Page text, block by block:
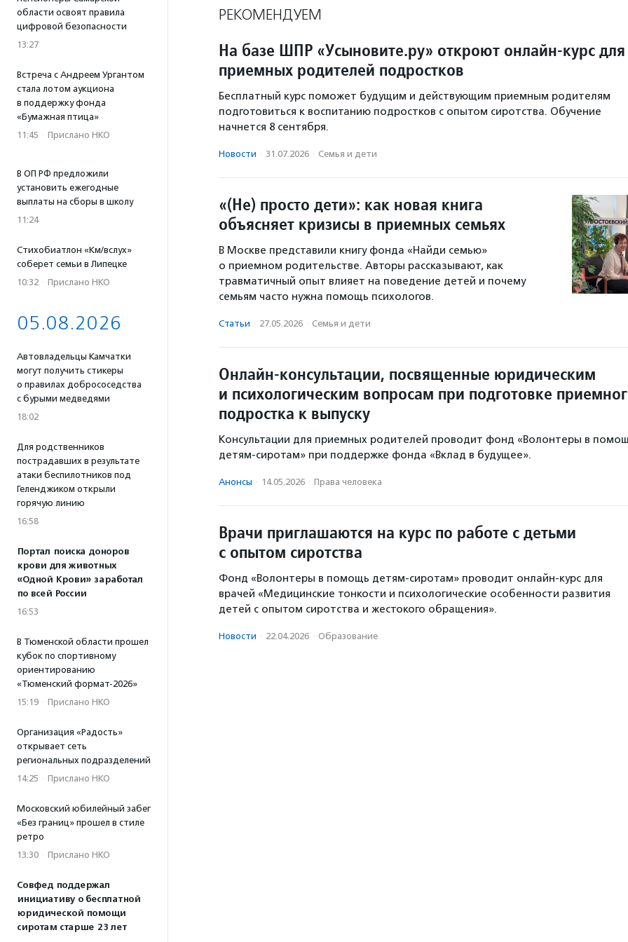
области освоят правила
цифровой безопасности
13:27
Встреча с Андреем Ургантом
стала лотом аукциона
в поддержку фонда
«Бумажная птица»
11:45 · Прислано НКО
В ОП РФ предложили
установить ежегодные
выплаты на сборы в школу
11:24
Стихобиатлон «Км/вслух»
соберет семьи в Липецке
10:32 · Прислано НКО
05.08.2026
Автовладельцы Камчатки
могут получить стикеры
о правилах добрососедства
с бурыми медведями
18:02
Для родственников
пострадавших в результате
атаки беспилотников под
Геленджиком открыли
горячую линию
16:58
Портал поиска доноров
крови для животных
«Одной Крови» заработал
по всей России
16:53
В Тюменской области прошел
кубок по спортивному
ориентированию
«Тюменский формат-2026»
15:19 · Прислано НКО
Организация «Радость»
открывает сеть
региональных подразделений
14:25 · Прислано НКО
Московский юбилейный забег
«Без границ» прошел в стиле
ретро
13:30 · Прислано НКО
Совфед поддержал
инициативу о бесплатной
юридической помощи
сиротам старше 23 лет
РЕКОМЕНДУЕМ
На базе ШПР «Усыновите.ру» откроют онлайн-курс для
приемных родителей подростков
Бесплатный курс поможет будущим и действующим приемным родителям
подготовиться к воспитанию подростков с опытом сиротства. Обучение
начнется 8 сентября.
Новости · 31.07.2026 · Семья и дети
«(Не) просто дети»: как новая книга
объясняет кризисы в приемных семьях
В Москве представили книгу фонда «Найди семью»
о приемном родительстве. Авторы рассказывают, как
травматичный опыт влияет на поведение детей и почему
семьям часто нужна помощь психологов.
Статьи · 27.05.2026 · Семья и дети
Онлайн-консультации, посвященные юридическим
и психологическим вопросам при подготовке
подростка к выпуску
Консультации для приемных родителей проводит фонд «Волонтеры в
детям-сиротам» при поддержке фонда «Вклад в будущее».
Анонсы · 14.05.2026 · Права человека
Врачи приглашаются на курс по работе с детьми
с опытом сиротства
Фонд «Волонтеры в помощь детям-сиротам» проводит онлайн-курс для
врачей «Медицинские тонкости и психологические особенности развития
детей с опытом сиротства и жестокого обращения».
Новости · 22.04.2026 · Образование